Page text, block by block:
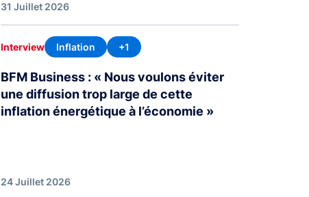
31 Juillet 2026
Interview Inflation +1
BFM Business : « Nous voulons éviter
une diffusion trop large de cette
inflation énergétique à l’économie »
24 Juillet 2026